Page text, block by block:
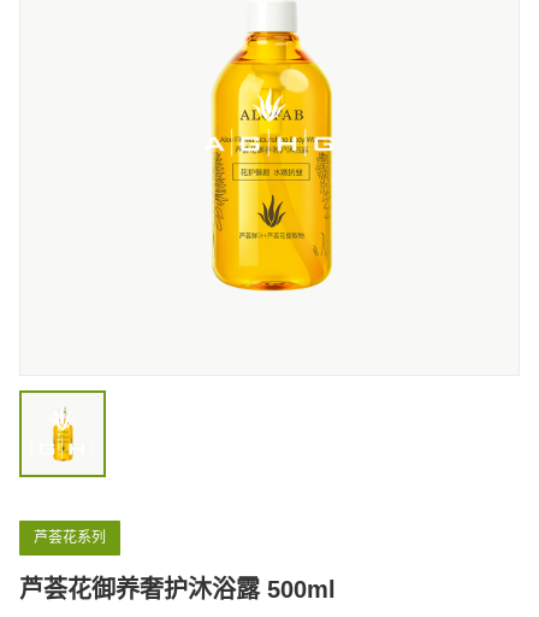
传统渠道瑷露德玛品牌
芦荟生活馆简介及合作
国际化市场布局与合作
芦荟花系列
芦荟花御养奢护沐浴露 500ml